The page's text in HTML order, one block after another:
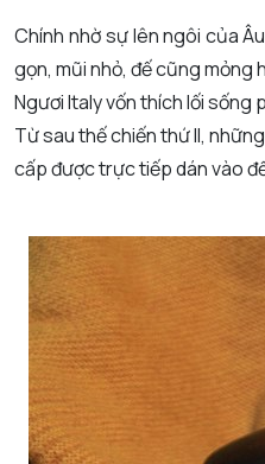
Chính nhờ sự lên ngôi của
gọn, mũi nhỏ, đế cũng mỏng
Ngươi Italy vốn thích lối
Từ sau thế chiến thứ II,
cấp được trực tiếp dán vào